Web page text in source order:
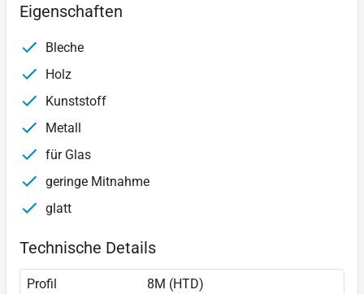
Eigenschaften
Bleche
Holz
Kunststoff
Metall
für Glas
geringe Mitnahme
glatt
Technische Details
Profil
8M (HTD)